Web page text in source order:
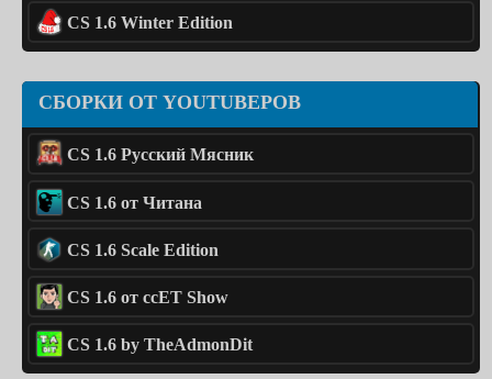
CS 1.6 Winter Edition
СБОРКИ ОТ YOUTUBЕРОВ
CS 1.6 Русский Мясник
CS 1.6 от Читана
CS 1.6 Scale Edition
CS 1.6 от ccET Show
CS 1.6 by TheAdmonDit